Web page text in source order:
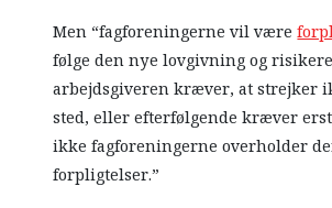
Men “fagforeningerne vil være
følge den nye lovgivning og
arbejdsgiveren kræver, at strejker
sted, eller efterfølgende kræver
ikke fagforeningerne overholder
forpligtelser.”